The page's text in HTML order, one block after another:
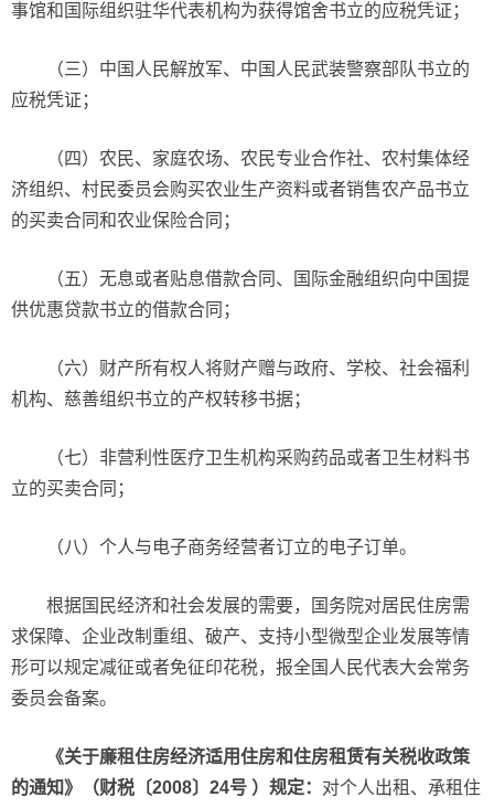
事馆和国际组织驻华代表机构为获得馆舍书立的应税凭证；
（三）中国人民解放军、中国人民武装警察部队书立的
应税凭证；
（四）农民、家庭农场、农民专业合作社、农村集体经
济组织、村民委员会购买农业生产资料或者销售农产品书立
的买卖合同和农业保险合同；
（五）无息或者贴息借款合同、国际金融组织向中国提
供优惠贷款书立的借款合同；
（六）财产所有权人将财产赠与政府、学校、社会福利
机构、慈善组织书立的产权转移书据；
（七）非营利性医疗卫生机构采购药品或者卫生材料书
立的买卖合同；
（八）个人与电子商务经营者订立的电子订单。
根据国民经济和社会发展的需要，国务院对居民住房需
求保障、企业改制重组、破产、支持小型微型企业发展等情
形可以规定减征或者免征印花税，报全国人民代表大会常务
委员会备案。
《关于廉租住房经济适用住房和住房租赁有关税收政策
的通知》（财税〔2008〕24号 ）规定： 对个人出租、承租住